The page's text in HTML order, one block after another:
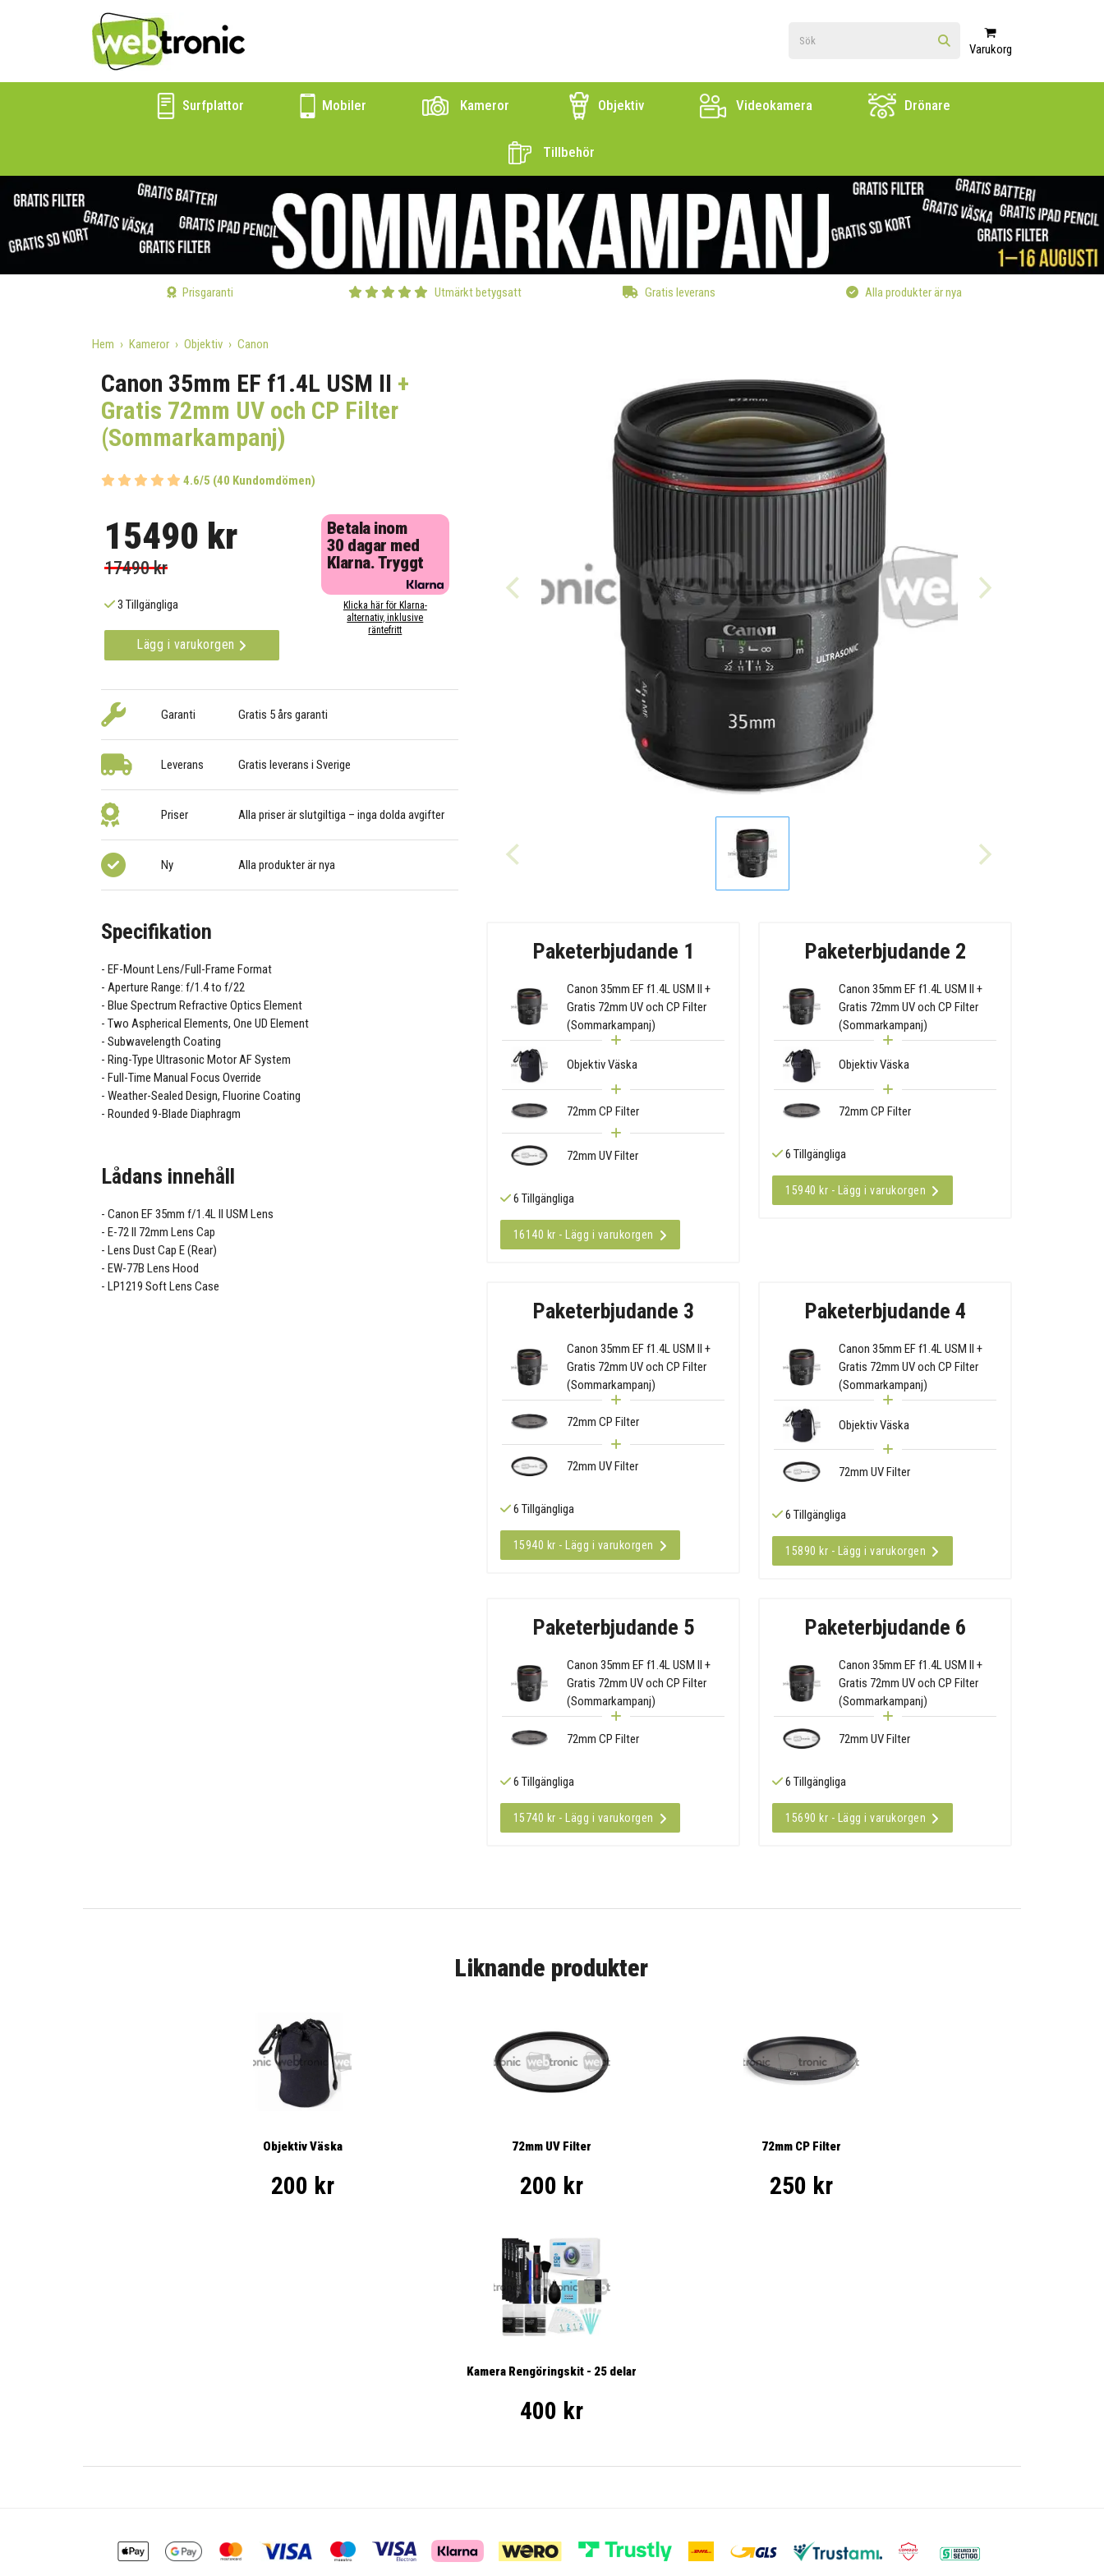
Varukorg
Surfplattor Mobiler Kameror Objektiv Videokamera Drönare
Tillbehör
Prisgaranti Utmärkt betygsatt Gratis leverans Alla produkter är nya
Hem Kameror Objektiv Canon
Canon 35mm EF f1.4L USM II +
Gratis 72mm UV och CP Filter
(Sommarkampanj)
4.6/5 (40 Kundomdömen)
15490 kr
17490 kr
3 Tillgängliga
Lägg i varukorgen
Betala inom
30 dagar med
Klarna. Tryggt
Klicka här för Klarna-
alternativ, inklusive
räntefritt
Garanti Gratis 5 års garanti
Leverans Gratis leverans i Sverige
Priser Alla priser är slutgiltiga – inga dolda avgifter
Ny Alla produkter är nya
Paketerbjudande 1
Canon 35mm EF f1.4L USM II +
Gratis 72mm UV och CP Filter
(Sommarkampanj)
Objektiv Väska
72mm CP Filter
72mm UV Filter
6 Tillgängliga
16140 kr - Lägg i varukorgen
Paketerbjudande 2
Canon 35mm EF f1.4L USM II +
Gratis 72mm UV och CP Filter
(Sommarkampanj)
Objektiv Väska
72mm CP Filter
6 Tillgängliga
15940 kr - Lägg i varukorgen
Paketerbjudande 3
Canon 35mm EF f1.4L USM II +
Gratis 72mm UV och CP Filter
(Sommarkampanj)
72mm CP Filter
72mm UV Filter
6 Tillgängliga
15940 kr - Lägg i varukorgen
Paketerbjudande 4
Canon 35mm EF f1.4L USM II +
Gratis 72mm UV och CP Filter
(Sommarkampanj)
Objektiv Väska
72mm UV Filter
6 Tillgängliga
15890 kr - Lägg i varukorgen
Paketerbjudande 5
Canon 35mm EF f1.4L USM II +
Gratis 72mm UV och CP Filter
(Sommarkampanj)
72mm CP Filter
6 Tillgängliga
15740 kr - Lägg i varukorgen
Paketerbjudande 6
Canon 35mm EF f1.4L USM II +
Gratis 72mm UV och CP Filter
(Sommarkampanj)
72mm UV Filter
6 Tillgängliga
15690 kr - Lägg i varukorgen
Specifikation
EF-Mount Lens/Full-Frame Format
Aperture Range: f/1.4 to f/22
Blue Spectrum Refractive Optics Element
Two Aspherical Elements, One UD Element
Subwavelength Coating
Ring-Type Ultrasonic Motor AF System
Full-Time Manual Focus Override
Weather-Sealed Design, Fluorine Coating
Rounded 9-Blade Diaphragm
Lådans innehåll
Canon EF 35mm f/1.4L II USM Lens
E-72 II 72mm Lens Cap
Lens Dust Cap E (Rear)
EW-77B Lens Hood
LP1219 Soft Lens Case
Liknande produkter
Objektiv Väska
200 kr
72mm UV Filter
200 kr
72mm CP Filter
250 kr
Kamera Rengöringskit - 25 delar
400 kr